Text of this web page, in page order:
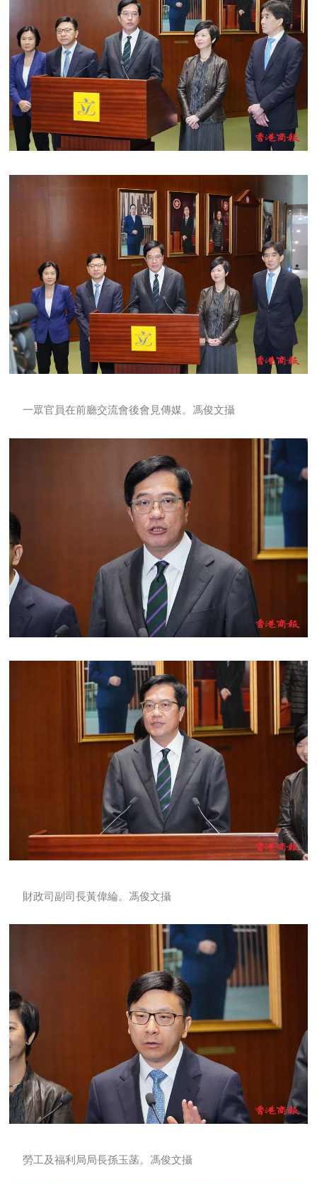
一眾官員在前廳交流會後會見傳媒。馮俊文攝
財政司副司長黃偉綸。馮俊文攝
勞工及福利局局長孫玉菡。馮俊文攝